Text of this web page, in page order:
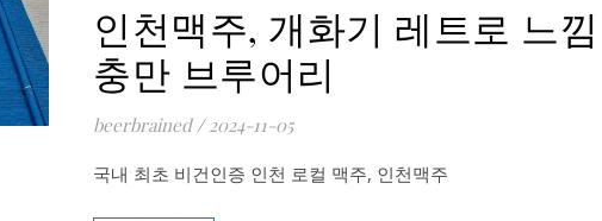
인천맥주, 개화기 레트로 느낌
충만 브루어리
beerbrained / 2024-11-05
국내 최초 비건인증 인천 로컬 맥주, 인천맥주